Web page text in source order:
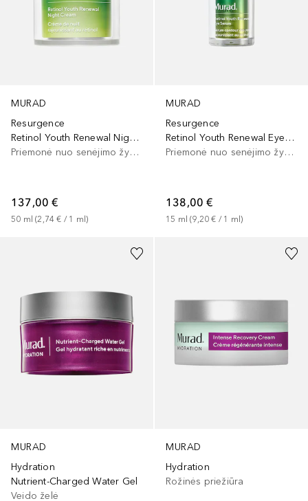
MURAD
Resurgence
Retinol Youth Renewal Night Cream
Priemonė nuo senėjimo žymių
137,00 €
50 ml (2,74 € / 1 ml)
MURAD
Resurgence
Retinol Youth Renewal Eye Serum
Priemonė nuo senėjimo žymių
138,00 €
15 ml (9,20 € / 1 ml)
MURAD
Hydration
Nutrient-Charged Water Gel
Veido želė
MURAD
Hydration
Rožinės priežiūra